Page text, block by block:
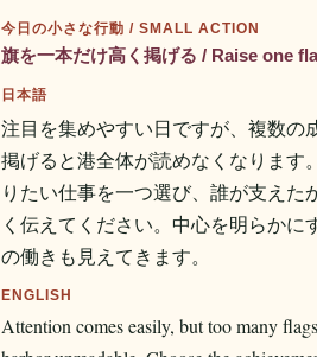
今日の小さな行動 / SMALL ACTION
旗を一本だけ高く掲げる / Raise one
日本語
注目を集めやすい日ですが、複数の
掲げると港全体が読めなくなります
りたい仕事を一つ選び、誰が支えた
く伝えてください。中心を明らかに
の働きも見えてきます。
ENGLISH
Attention comes easily, but too many